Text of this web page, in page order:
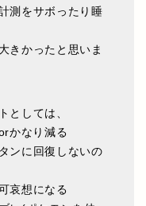
測をサボったり睡
きかったと思いま
としては、
かなり減る
ンに回復しないの
哀想になる